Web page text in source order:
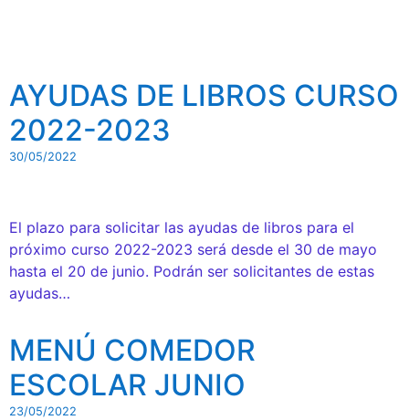
AYUDAS DE LIBROS CURSO
2022-2023
30/05/2022
El plazo para solicitar las ayudas de libros para el
próximo curso 2022-2023 será desde el 30 de mayo
hasta el 20 de junio. Podrán ser solicitantes de estas
ayudas…
MENÚ COMEDOR
ESCOLAR JUNIO
23/05/2022